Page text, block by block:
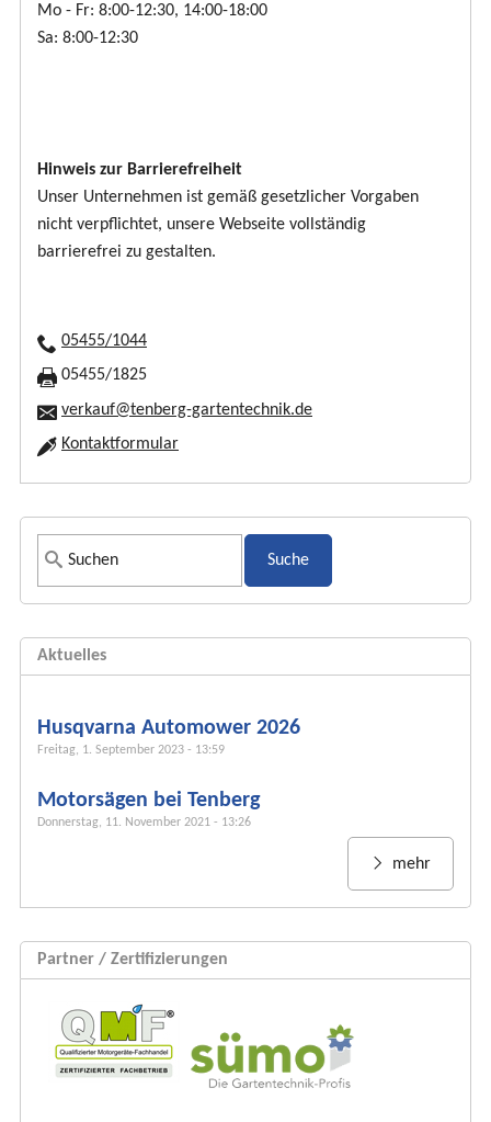
Mo - Fr: 8:00-12:30, 14:00-18:00
Sa: 8:00-12:30
Hinweis zur Barrierefreiheit
Unser Unternehmen ist gemäß gesetzlicher Vorgaben
nicht verpflichtet, unsere Webseite vollständig
barrierefrei zu gestalten.
05455/1044
05455/1825
verkauf@tenberg-gartentechnik.de
Kontaktformular
S
u
h
f
r
m
l
a
Aktuelles
Husqvarna Automower 2026
Freitag, 1. September 2023 - 13:59
Motorsägen bei Tenberg
Donnerstag, 11. November 2021 - 13:26
mehr
Partner / Zertifizierungen